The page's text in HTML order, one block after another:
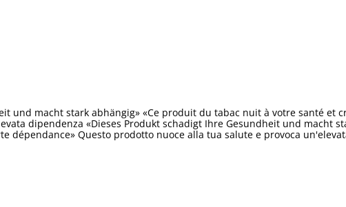
und macht stark abhängig» «Ce produit du tabac nuit à votre santé et
dipendenza «Dieses Produkt schadigt Ihre Gesundheit und macht
dépendance» Questo prodotto nuoce alla tua salute e provoca